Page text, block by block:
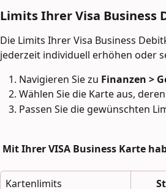
Limits Ihrer Visa Business
Die Limits Ihrer Visa Business
jederzeit individuell erhöhen oder
Navigieren Sie zu Finanzen >
Wählen Sie die Karte aus,
Passen Sie die gewünschten
Mit Ihrer VISA Business Karte
Kartenlimits